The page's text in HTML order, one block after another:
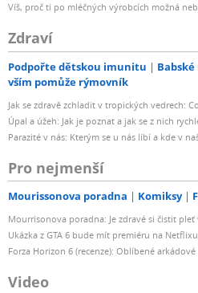
Víš, proč ti po mléčných výrobcích možná
Zdraví
Podpořte dětskou imunitu
vším pomůže rýmovník
Jak se zdravě zchladit v tropických vedrech:
Úpal a úžeh: Jak je poznat a jak se z nich
Parazité v nás: Kterým se u nás líbí a kde v
Pro nejmenší
Mourissonova poradna Komiksy
Mourrisonova poradna: Je zdravé si čistit pleť
Ukázka z GTA 6 bude mít premiéru na Netflixu
Forza Horizon 6 (recenze): Oblíbené
Video